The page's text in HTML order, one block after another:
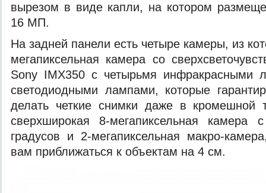
вырезом в виде капли, на котором
16 МП.
На задней панели есть четыре камеры, из
мегапиксельная камера со
Sony IMX350 с четырьмя инфракрасными
светодиодными лампами, которые
делать четкие снимки даже в кромешной
сверхширокая 8-мегапиксельная камера
градусов и 2-мегапиксельная макро-
вам приближаться к объектам на 4 см.